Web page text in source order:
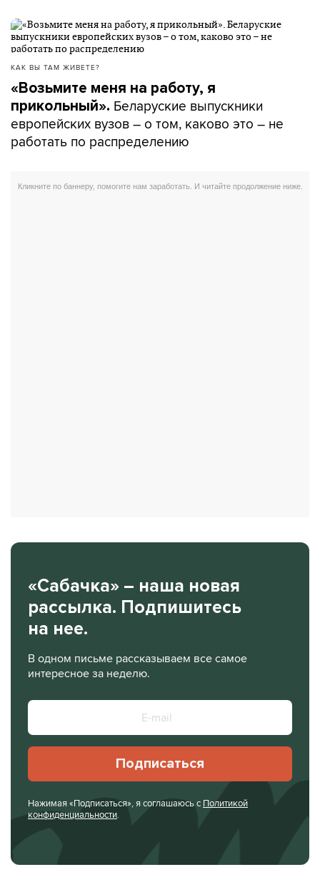
КАК ВЫ ТАМ ЖИВЕТЕ?
«Возьмите меня на работу, я
прикольный». Беларуские выпускники
европейских вузов – о том, каково это – не
работать по распределению
«Сабачка» – наша новая
рассылка. Подпишитесь
на нее.
В одном письме рассказываем все самое
интересное за неделю.
Подписаться
Нажимая «Подписаться», я соглашаюсь с Политикой
конфиденциальности.